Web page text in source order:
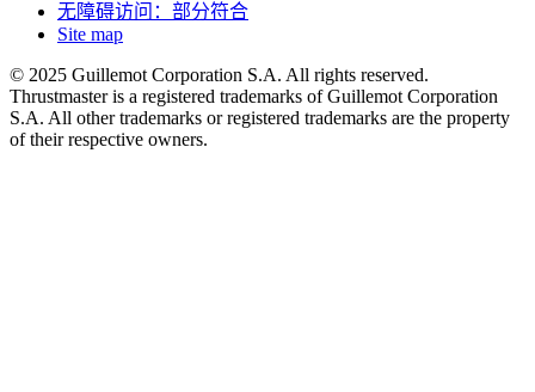
无障碍访问：部分符合
Site map
© 2025 Guillemot Corporation S.A. All rights reserved.
Thrustmaster is a registered trademarks of Guillemot Corporation
S.A. All other trademarks or registered trademarks are the property
of their respective owners.